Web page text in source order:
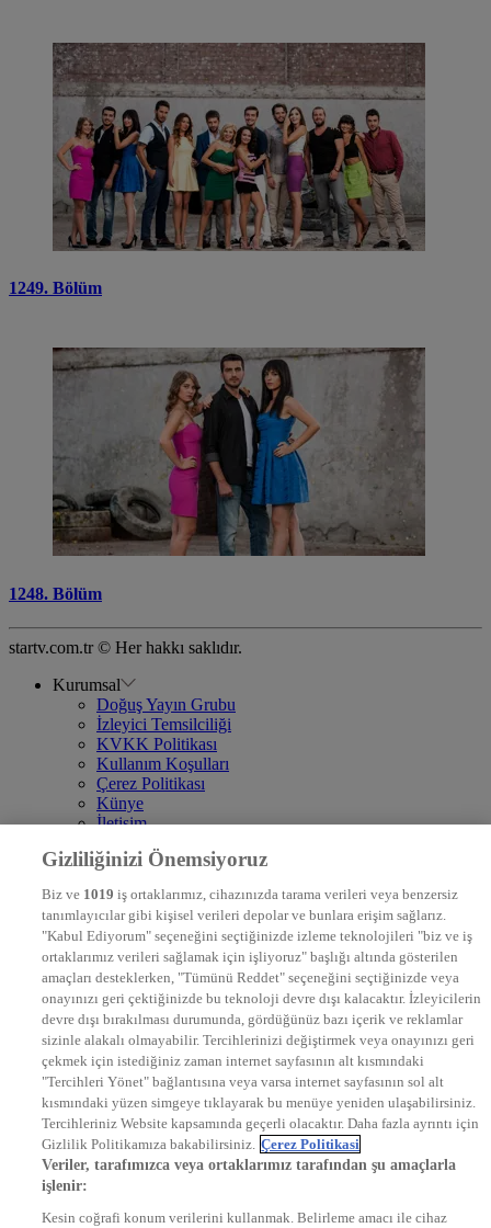
1249. Bölüm
1248. Bölüm
startv.com.tr © Her hakkı saklıdır.
Kurumsal
Doğuş Yayın Grubu
İzleyici Temsilciliği
KVKK Politikası
Kullanım Koşulları
Çerez Politikası
Künye
İletişim
DYG Televizyonlar
STAR
EURO STAR
KRAL POP TV
DYG Radyolar
NTV RADYO
KRAL FM
KRAL POP
EKSEN
VOYAGE
DYG Dijital
ntv.com.tr
ntvspor.net
secim.ntv.com.tr
startv.com.tr
kralmuzik.com.tr
Gizliliğinizi Önemsiyoruz
Biz ve 1019 iş ortaklarımız, cihazınızda tarama verileri veya benzersiz
tanımlayıcılar gibi kişisel verileri depolar ve bunlara erişim sağlarız.
"Kabul Ediyorum" seçeneğini seçtiğinizde izleme teknolojileri "biz ve iş
ortaklarımız verileri sağlamak için işliyoruz" başlığı altında gösterilen
amaçları desteklerken, "Tümünü Reddet" seçeneğini seçtiğinizde veya
onayınızı geri çektiğinizde bu teknoloji devre dışı kalacaktır. İzleyicilerin
devre dışı bırakılması durumunda, gördüğünüz bazı içerik ve reklamlar
sizinle alakalı olmayabilir. Tercihlerinizi değiştirmek veya onayınızı geri
çekmek için istediğiniz zaman internet sayfasının alt kısmındaki
"Tercihleri Yönet" bağlantısına veya varsa internet sayfasının sol alt
kısmındaki yüzen simgeye tıklayarak bu menüye yeniden ulaşabilirsiniz.
Tercihleriniz Website kapsamında geçerli olacaktır. Daha fazla ayrıntı için
Gizlilik Politikamıza bakabilirsiniz. Çerez Politikasi
Veriler, tarafımızca veya ortaklarımız tarafından şu amaçlarla
işlenir:
Kesin coğrafi konum verilerini kullanmak. Belirleme amacı ile cihaz